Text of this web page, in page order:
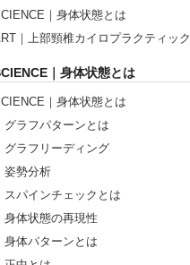
｜身体状態とは
｜上部頸椎カイロプラクティッ
｜身体状態とは
｜身体状態とは
グラフパターンとは
グラフリーディング
姿勢分析
スパインチェックとは
身体状態の再現性
身体パターンとは